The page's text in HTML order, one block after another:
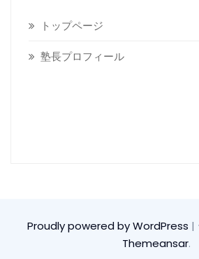
トップページ
塾長プロフィール
Proudly powered by WordPress |
Themeansar.